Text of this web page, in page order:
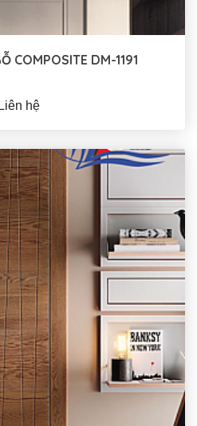
COMPOSITE DM-1191
Liên hệ